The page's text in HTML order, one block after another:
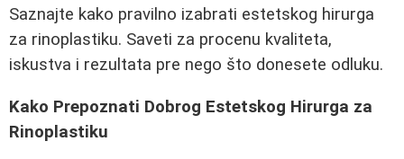
Saznajte kako pravilno izabrati estetskog hirurga
za rinoplastiku. Saveti za procenu kvaliteta,
iskustva i rezultata pre nego što donesete odluku.
Kako Prepoznati Dobrog Estetskog Hirurga za
Rinoplastiku